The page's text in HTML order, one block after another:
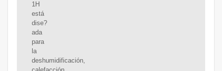
1H
está
dise?
ada
para
la
deshumidificación,